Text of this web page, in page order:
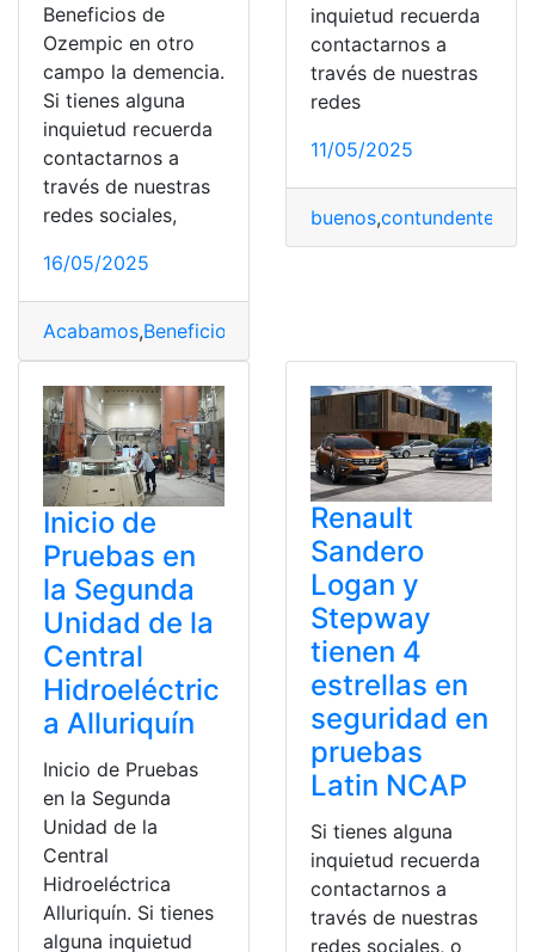
Beneficios de
Ozempic en otro
campo la demencia.
Si tienes alguna
inquietud recuerda
contactarnos a
través de nuestras
redes sociales,
16/05/2025
Acabamos,Beneficios
inquietud recuerda
contactarnos a
través de nuestras
redes
11/05/2025
buenos,contundentes
Inicio de
Pruebas en
la Segunda
Unidad de la
Central
Hidroeléctric
a Alluriquín
Inicio de Pruebas
en la Segunda
Unidad de la
Central
Hidroeléctrica
Alluriquín. Si tienes
alguna inquietud
Renault
Sandero
Logan y
Stepway
tienen 4
estrellas en
seguridad en
pruebas
Latin NCAP
Si tienes alguna
inquietud recuerda
contactarnos a
través de nuestras
redes sociales, o